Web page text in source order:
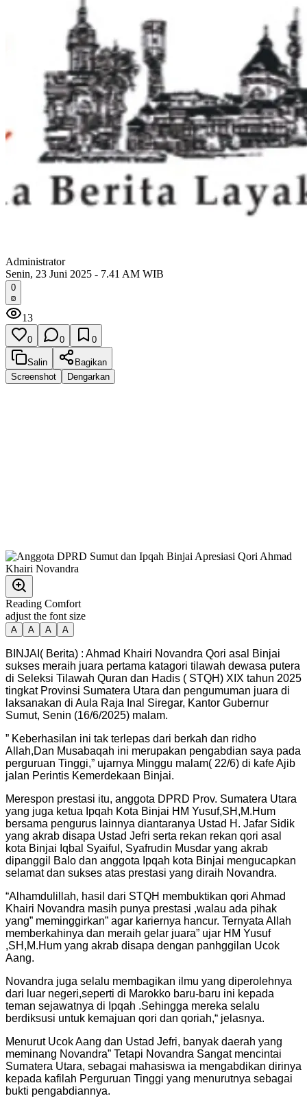
Administrator
Senin, 23 Juni 2025 - 7.41 AM WIB
0
13
0 0 0
Salin
Bagikan
Screenshot
Dengarkan
Reading Comfort
adjust the font size
A A A A
BINJAI( Berita) : Ahmad Khairi Novandra Qori asal Binjai
sukses meraih juara pertama katagori tilawah dewasa putera
di Seleksi Tilawah Quran dan Hadis ( STQH) XIX tahun 2025
tingkat Provinsi Sumatera Utara dan pengumuman juara di
laksanakan di Aula Raja Inal Siregar, Kantor Gubernur
Sumut, Senin (16/6/2025) malam.
” Keberhasilan ini tak terlepas dari berkah dan ridho
Allah,Dan Musabaqah ini merupakan pengabdian saya pada
perguruan Tinggi,” ujarnya Minggu malam( 22/6) di kafe Ajib
jalan Perintis Kemerdekaan Binjai.
Merespon prestasi itu, anggota DPRD Prov. Sumatera Utara
yang juga ketua Ipqah Kota Binjai HM Yusuf,SH,M.Hum
bersama pengurus lainnya diantaranya Ustad H. Jafar Sidik
yang akrab disapa Ustad Jefri serta rekan rekan qori asal
kota Binjai Iqbal Syaiful, Syafrudin Musdar yang akrab
dipanggil Balo dan anggota Ipqah kota Binjai mengucapkan
selamat dan sukses atas prestasi yang diraih Novandra.
“Alhamdulillah, hasil dari STQH membuktikan qori Ahmad
Khairi Novandra masih punya prestasi ,walau ada pihak
yang” meminggirkan” agar kariernya hancur. Ternyata Allah
memberkahinya dan meraih gelar juara” ujar HM Yusuf
,SH,M.Hum yang akrab disapa dengan panhggilan Ucok
Aang.
Novandra juga selalu membagikan ilmu yang diperolehnya
dari luar negeri,seperti di Marokko baru-baru ini kepada
teman sejawatnya di Ipqah .Sehingga mereka selalu
berdiksusi untuk kemajuan qori dan qoriah,“ jelasnya.
Menurut Ucok Aang dan Ustad Jefri, banyak daerah yang
meminang Novandra” Tetapi Novandra Sangat mencintai
Sumatera Utara, sebagai mahasiswa ia mengabdikan dirinya
kepada kafilah Perguruan Tinggi yang menurutnya sebagai
bukti pengabdiannya.